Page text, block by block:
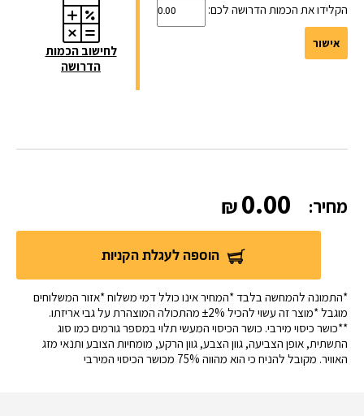
הקלידו את הכמות הדרושה לכם:
אישור
לחישוב הכמות
הדרושה
מחיר: 0.00
הוספה לעגלת הקניות
*התמונה להמחשה בלבד *המחיר אינו כולל דמי משלוח *אזור המשלוחים
מוגבל *מוצר זה עשוי להכיל ±2% מהתכולה המוצהרת על גבי אריזתו.
**כושר כיסוי מירבי. כושר הכיסוי המעשי תלוי במספר גורמים כמו סוג
התשתית, אופן הצביעה, גוון הצבע, גוון הרקע, מומחיות הצובע ותנאי מזג
האוויר. מקובל להניח כי הוא מהווה 75% מכושר הכיסוי המירבי